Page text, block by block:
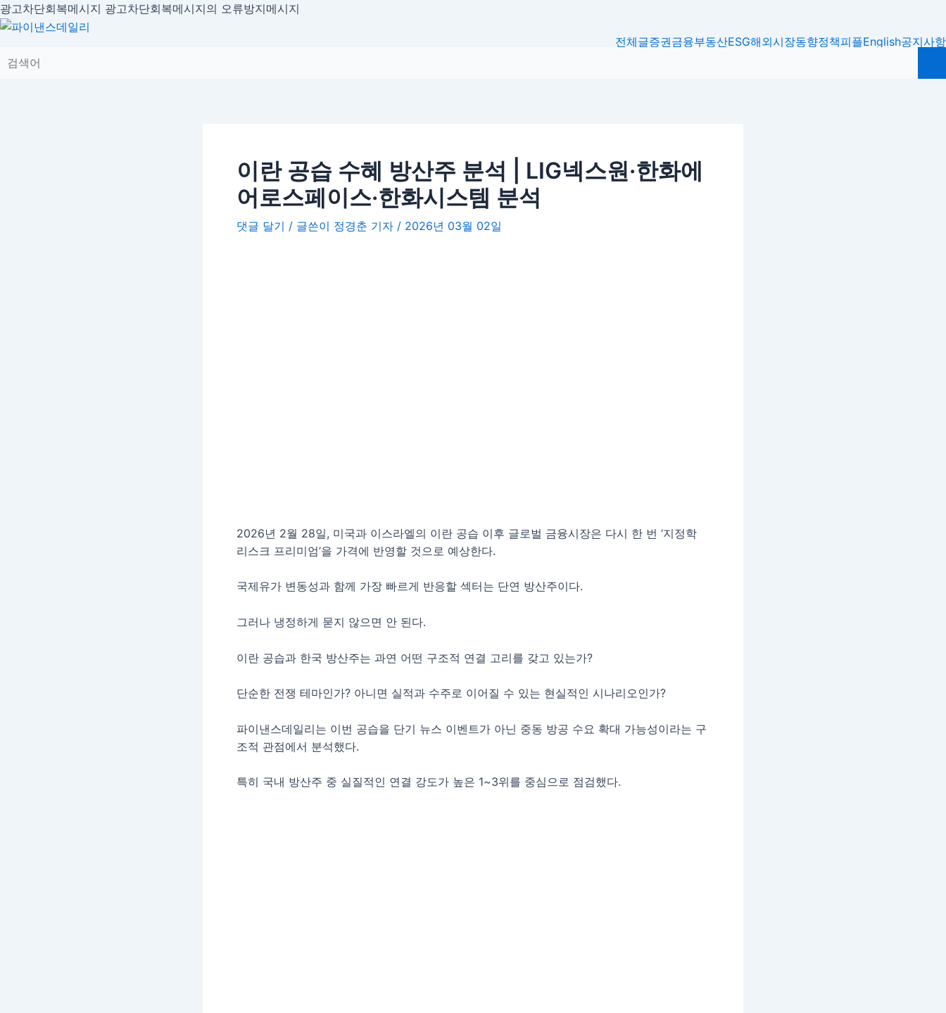
광고차단회복메시지 광고차단회복메시지의 오류방지메시지
전체글증권금융부동산ESG해외시장동향정책피플English공지사항
이란 공습 수혜 방산주 분석 | LIG넥스원·한화에
어로스페이스·한화시스템 분석
댓글 달기 / 글쓴이 정경춘 기자 / 2026년 03월 02일
2026년 2월 28일, 미국과 이스라엘의 이란 공습 이후 글로벌 금융시장은 다시 한 번 ‘지정학
리스크 프리미엄’을 가격에 반영할 것으로 예상한다.
국제유가 변동성과 함께 가장 빠르게 반응할 섹터는 단연 방산주이다.
그러나 냉정하게 묻지 않으면 안 된다.
이란 공습과 한국 방산주는 과연 어떤 구조적 연결 고리를 갖고 있는가?
단순한 전쟁 테마인가? 아니면 실적과 수주로 이어질 수 있는 현실적인 시나리오인가?
파이낸스데일리는 이번 공습을 단기 뉴스 이벤트가 아닌 중동 방공 수요 확대 가능성이라는 구
조적 관점에서 분석했다.
특히 국내 방산주 중 실질적인 연결 강도가 높은 1~3위를 중심으로 점검했다.